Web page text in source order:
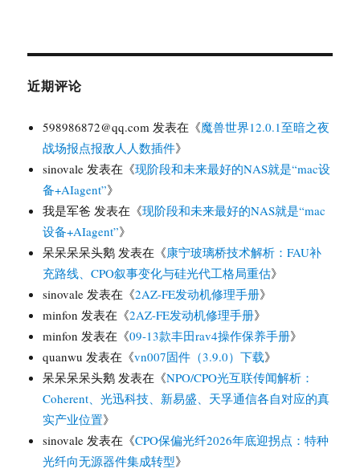
近期评论
598986872@qq.com 发表在《魔兽世界12.0.1至暗之夜
战场报点报敌人人数插件》
sinovale 发表在《现阶段和未来最好的NAS就是“mac设
备+AIagent”》
我是军爸 发表在《现阶段和未来最好的NAS就是“mac
设备+AIagent”》
呆呆呆呆头鹅 发表在《康宁玻璃桥技术解析：FAU补
充路线、CPO叙事变化与硅光代工格局重估》
sinovale 发表在《2AZ-FE发动机修理手册》
minfon 发表在《2AZ-FE发动机修理手册》
minfon 发表在《09-13款丰田rav4操作保养手册》
quanwu 发表在《vn007固件（3.9.0）下载》
呆呆呆呆头鹅 发表在《NPO/CPO光互联传闻解析：
Coherent、光迅科技、新易盛、天孚通信各自对应的真
实产业位置》
sinovale 发表在《CPO保偏光纤2026年底迎拐点：特种
光纤向无源器件集成转型》